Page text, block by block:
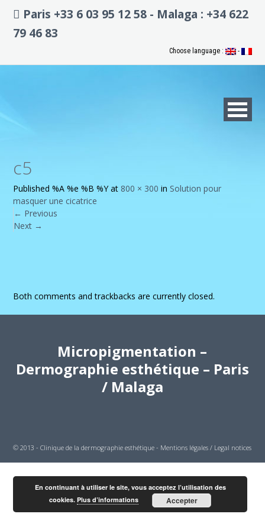
Paris +33 6 03 95 12 58 - Malaga : +34 622
79 46 83
Choose language : -
c5
Published%A %e %B %Yat 800 × 300 in Solution pour
masquer une cicatrice
← Previous
Next →
Both comments and trackbacks are currently closed.
Micropigmentation –
Dermographie esthétique – Paris
/ Malaga
© 2013 - Clinique de la dermographie esthétique - Mentions légales / Legal notices
En continuant à utiliser le site, vous acceptez l’utilisation des
cookies.Plus d’informations Accepter